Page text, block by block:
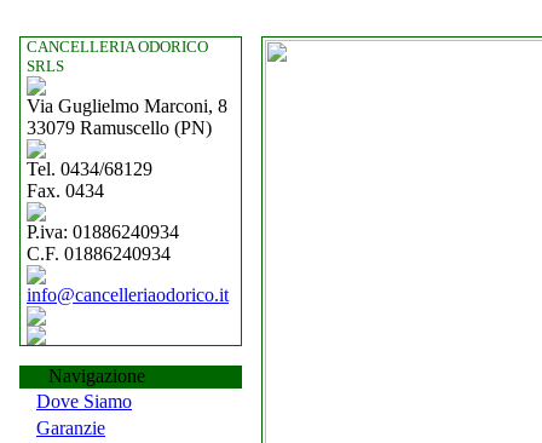
CANCELLERIA ODORICO
SRLS
Via Guglielmo Marconi, 8
33079 Ramuscello (PN)
Tel. 0434/68129
Fax. 0434
P.iva: 01886240934
C.F. 01886240934
info@cancelleriaodorico.it
Navigazione
Dove Siamo
Garanzie